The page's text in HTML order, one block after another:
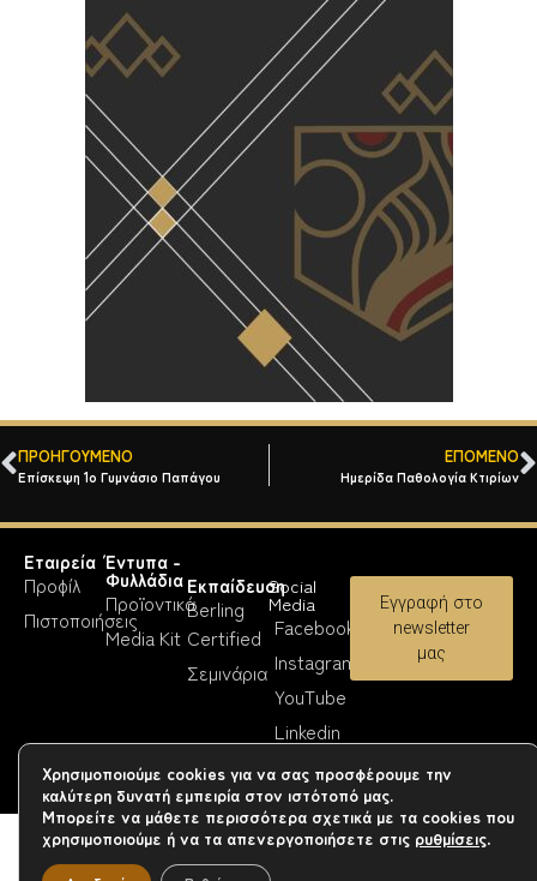
ΠΡΟΗΓΟΎΜΕΝΟ
Επίσκεψη 1ο Γυμνάσιο Παπάγου
ΕΠΌΜΕΝΟ
Ημερίδα Παθολογία Κτιρίων
Εταιρεία
Προφίλ
Πιστοποιήσεις
Έντυπα -
Φυλλάδια
Προϊοντικά
Media Kit
Εκπαίδευση
Berling
Certified
Σεμινάρια
Social
Media
Facebook
Instagram
YouTube
Linkedin
Εγγραφή στο
newsletter
μας
Copyright 2023-26 © Berling Paints
Χρησιμοποιούμε cookies για να σας προσφέρουμε την
καλύτερη δυνατή εμπειρία στον ιστότοπό μας.
Μπορείτε να μάθετε περισσότερα σχετικά με τα cookies που
χρησιμοποιούμε ή να τα απενεργοποιήσετε στις ρυθμίσεις.